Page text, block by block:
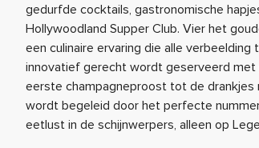
gedurfde cocktails, gastronomische
Hollywoodland Supper Club. Vier het
een culinaire ervaring die alle
innovatief gerecht wordt geserveerd met
eerste champagneproost tot de drankjes
wordt begeleid door het perfecte
eetlust in de schijnwerpers, alleen op